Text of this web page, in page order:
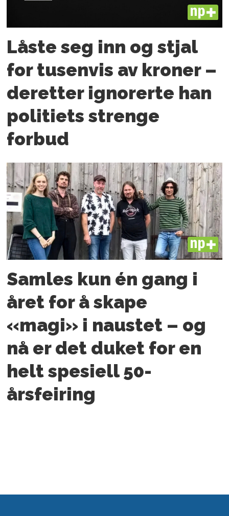
PLUS
Låste seg inn og stjal
for tusenvis av kroner –
deretter ignorerte han
politiets strenge
forbud
PLUS
Samles kun én gang i
året for å skape
«magi» i naustet – og
nå er det duket for en
helt spesiell 50-
årsfeiring